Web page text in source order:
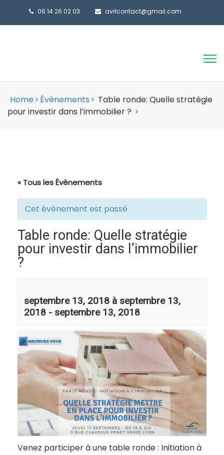
06 14 26 02 03 avrlcontact@gmail.com
Home> Évènements > Table ronde: Quelle stratégie
pour investir dans l’immobilier ? >
« Tous les Évènements
Cet évènement est passé
Table ronde: Quelle stratégie
pour investir dans l’immobilier
?
septembre 13, 2018 à septembre 13,
2018 - septembre 13, 2018
Venez participer à une table ronde : Initiation à